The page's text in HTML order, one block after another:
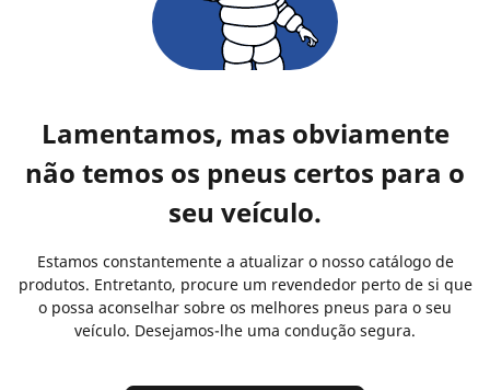
Lamentamos, mas obviamente
não temos os pneus certos para o
seu veículo.
Estamos constantemente a atualizar o nosso catálogo de
produtos. Entretanto, procure um revendedor perto de si que
o possa aconselhar sobre os melhores pneus para o seu
veículo. Desejamos-lhe uma condução segura.